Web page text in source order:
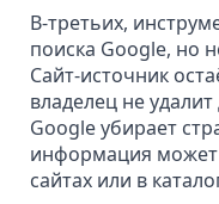
В-третьих,
поиска Google, но
Сайт-источник
владелец не
Google убирает
информация может
сайтах или в